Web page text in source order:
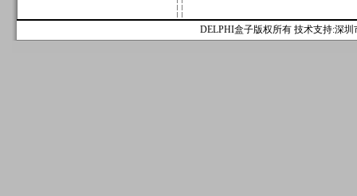
DELPHI盒子版权所有 技术支持:深